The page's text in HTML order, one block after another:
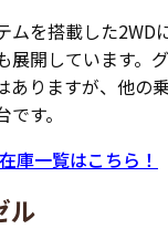
ムを搭載した2WD
展開しています。
ありますが、他の
す。
庫一覧はこちら！
ル